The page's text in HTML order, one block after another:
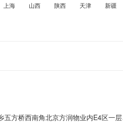
上海 山西 陕西 天津 新疆
桥西南角北京方润物业内E4区一层56、58号